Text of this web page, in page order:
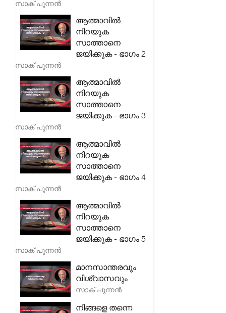
സാക് പുന്നൻ
ആത്മാവിൽ
നിറയുക
സാത്താനെ
ജയിക്കുക - ഭാഗം 2
സാക് പുന്നൻ
ആത്മാവിൽ
നിറയുക
സാത്താനെ
ജയിക്കുക - ഭാഗം 3
സാക് പുന്നൻ
ആത്മാവിൽ
നിറയുക
സാത്താനെ
ജയിക്കുക - ഭാഗം 4
സാക് പുന്നൻ
ആത്മാവിൽ
നിറയുക
സാത്താനെ
ജയിക്കുക - ഭാഗം 5
സാക് പുന്നൻ
മാനസാന്തരവും
വിശ്വാസവും
സാക് പുന്നൻ
നിങ്ങളെ തന്നെ